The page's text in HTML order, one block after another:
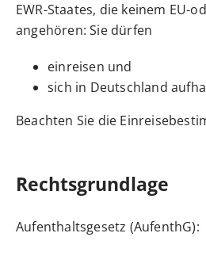
EWR-Staates, die keinem EU-
angehören: Sie dürfen
einreisen und
sich in Deutschland
Beachten Sie die
Rechtsgrundlage
Aufenthaltsgesetz (AufenthG):